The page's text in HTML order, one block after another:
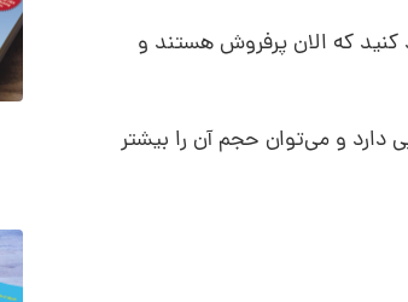
کنید که الان پرفروش هستند و
دارد و می‌توان حجم آن را بیشتر